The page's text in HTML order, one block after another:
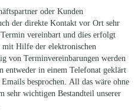
oder Kunden
der direkte Kontakt vor Ort sehr
vereinbart und dies erfolgt
mit Hilfe der elektronischen
von Terminvereinbarungen werden
entweder in einem Telefonat geklärt
besprochen. All das wäre ohne
sehr wichtigen Bestandteil unserer